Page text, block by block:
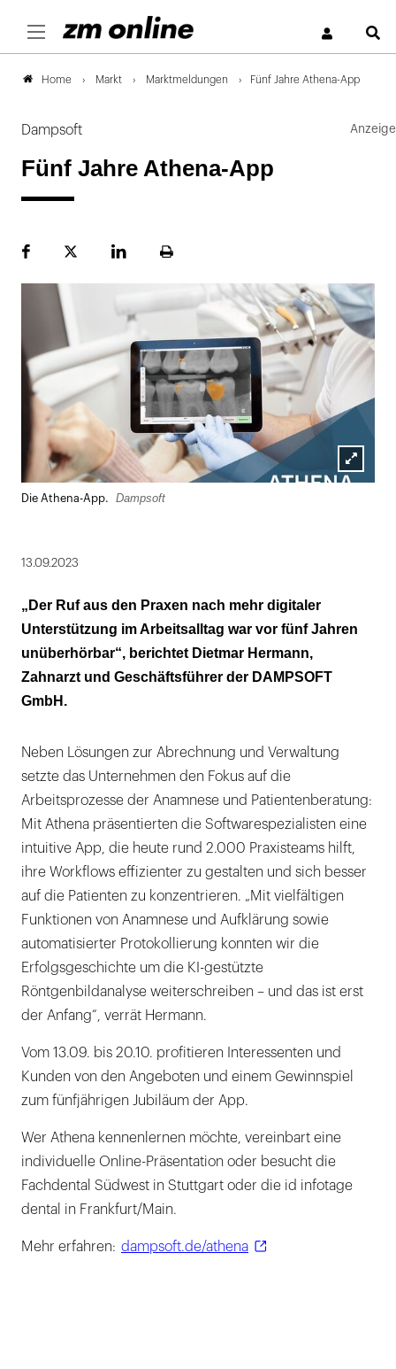
Home Markt Marktmeldungen Fünf Jahre Athena-App
Dampsoft
Fünf Jahre Athena-App
FacebookPlattformLinekdInSeite
Lightbox
Die Athena-App. Dampsoft
13.09.2023
„Der Ruf aus den Praxen nach mehr digitaler
Unterstützung im Arbeitsalltag war vor fünf Jahren
unüberhörbar“, berichtet Dietmar Hermann,
Zahnarzt und Geschäftsführer der DAMPSOFT
GmbH.
Neben Lösungen zur Abrechnung und Verwaltung
setzte das Unternehmen den Fokus auf die
Arbeitsprozesse der Anamnese und Patientenberatung:
Mit Athena präsentierten die Softwarespezialisten eine
intuitive App, die heute rund 2.000 Praxisteams hilft,
ihre Workflows effizienter zu gestalten und sich besser
auf die Patienten zu konzentrieren. „Mit vielfältigen
Funktionen von Anamnese und Aufklärung sowie
automatisierter Protokollierung konnten wir die
Erfolgsgeschichte um die KI-gestützte
Röntgenbildanalyse weiterschreiben – und das ist erst
der Anfang“, verrät Hermann.
Vom 13.09. bis 20.10. profitieren Interessenten und
Kunden von den Angeboten und einem Gewinnspiel
zum fünfjährigen Jubiläum der App.
Wer Athena kennenlernen möchte, vereinbart eine
individuelle Online-Präsentation oder besucht die
Fachdental Südwest in Stuttgart oder die id infotage
dental in Frankfurt/Main.
Mehr erfahren: dampsoft.de/athena